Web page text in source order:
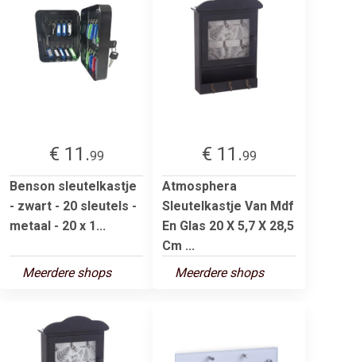
€ 11.99
Benson sleutelkastje
- zwart - 20 sleutels -
metaal - 20 x 1...
Meerdere shops
€ 11.99
Atmosphera
Sleutelkastje Van Mdf
En Glas 20 X 5,7 X 28,5
Cm ...
Meerdere shops